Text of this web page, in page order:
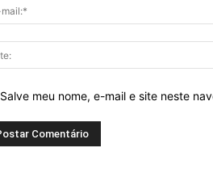
Salve meu nome, e-mail e site neste